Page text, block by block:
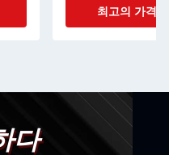
최고의 가격
다